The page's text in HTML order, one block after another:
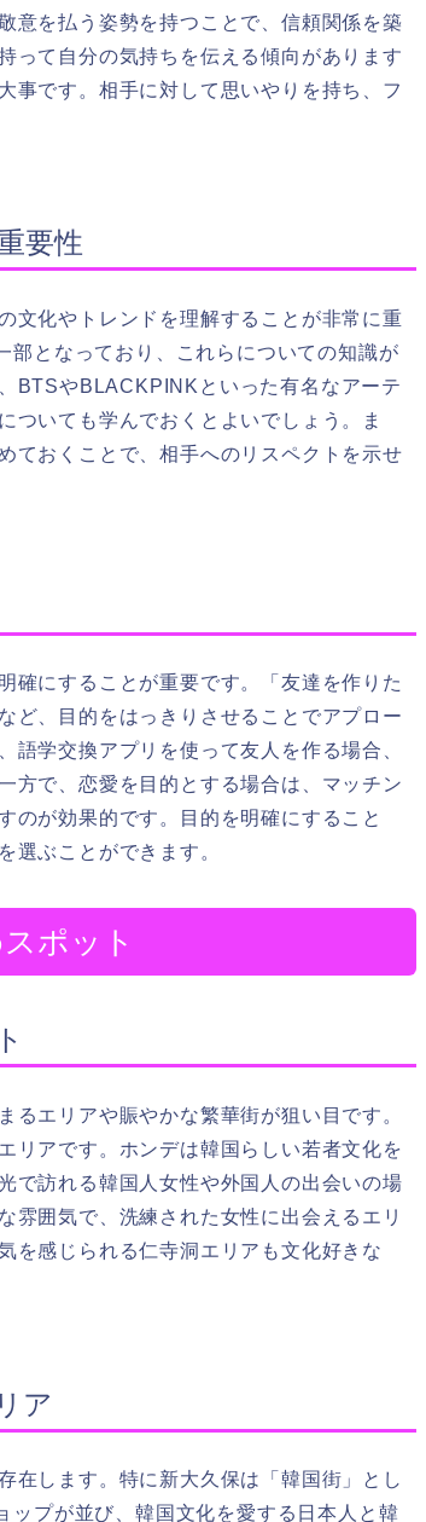
意を払う姿勢を持つことで、信頼関係を築
って自分の気持ちを伝える傾向があります
事です。相手に対して思いやりを持ち、フ
要性
化やトレンドを理解することが非常に重
となっており、これらについての知識が
BTSやBLACKPINKといった有名なアーテ
ついても学んでおくとよいでしょう。ま
ておくことで、相手へのリスペクトを示せ
にすることが重要です。「友達を作りた
ど、目的をはっきりさせることでアプロー
学交換アプリを使って友人を作る場合、
方で、恋愛を目的とする場合は、マッチン
のが効果的です。目的を明確にすること
選ぶことができます。
ポット
エリアや賑やかな繁華街が狙い目です。
リアです。ホンデは韓国らしい若者文化を
で訪れる韓国人女性や外国人の出会いの場
雰囲気で、洗練された女性に出会えるエリ
を感じられる仁寺洞エリアも文化好きな
ア
します。特に新大久保は「韓国街」とし
ップが並び、韓国文化を愛する日本人と韓